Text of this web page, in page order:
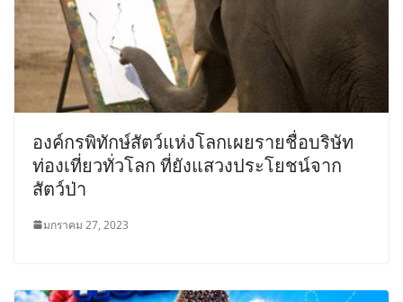
องค์กรพิทักษ์สัตว์แห่งโลกเผยรายชื่อบริษัท
ท่องเที่ยวทั่วโลก ที่ยังแสวงประโยชน์จาก
สัตว์ป่า
มกราคม 27, 2023